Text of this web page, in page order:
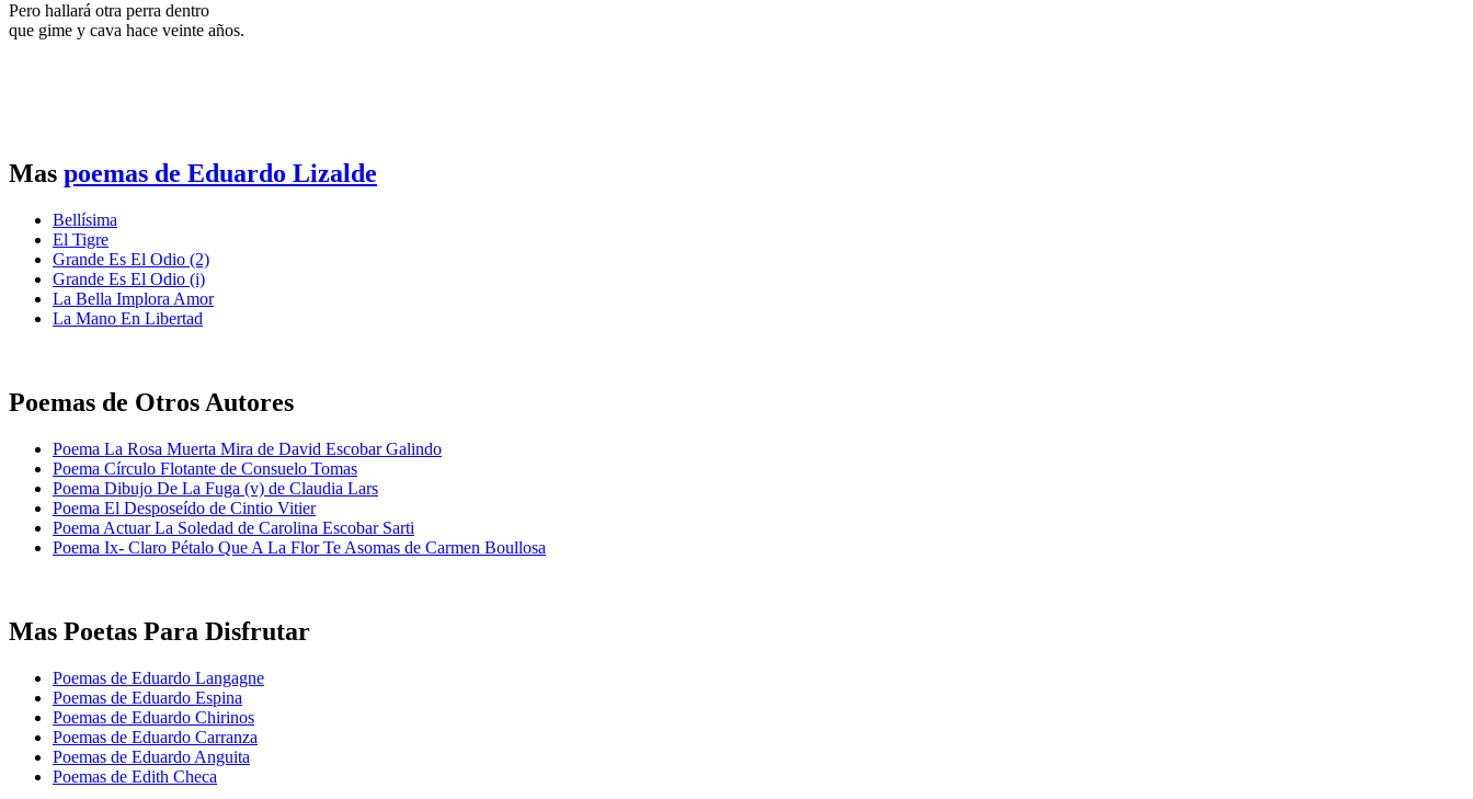
Pero hallará otra perra dentro
que gime y cava hace veinte años.
Mas poemas de Eduardo Lizalde
Bellísima
El Tigre
Grande Es El Odio (2)
Grande Es El Odio (i)
La Bella Implora Amor
La Mano En Libertad
Poemas de Otros Autores
Poema La Rosa Muerta Mira de David Escobar Galindo
Poema Círculo Flotante de Consuelo Tomas
Poema Dibujo De La Fuga (v) de Claudia Lars
Poema El Desposeído de Cintio Vitier
Poema Actuar La Soledad de Carolina Escobar Sarti
Poema Ix- Claro Pétalo Que A La Flor Te Asomas de Carmen Boullosa
Mas Poetas Para Disfrutar
Poemas de Eduardo Langagne
Poemas de Eduardo Espina
Poemas de Eduardo Chirinos
Poemas de Eduardo Carranza
Poemas de Eduardo Anguita
Poemas de Edith Checa